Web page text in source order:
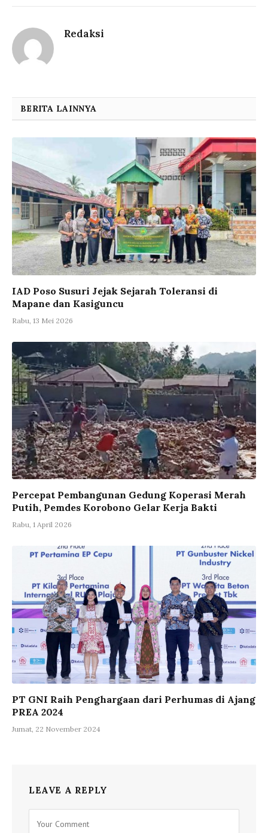
Redaksi
BERITA LAINNYA
IAD Poso Susuri Jejak Sejarah Toleransi di
Mapane dan Kasiguncu
Rabu, 13 Mei 2026
Percepat Pembangunan Gedung Koperasi Merah
Putih, Pemdes Korobono Gelar Kerja Bakti
Rabu, 1 April 2026
PT GNI Raih Penghargaan dari Perhumas di Ajang
PREA 2024
Jumat, 22 November 2024
LEAVE A REPLY